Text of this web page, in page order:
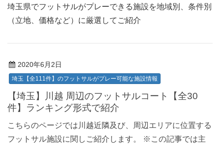
埼玉県でフットサルがプレーできる施設を地域別、条件別
（立地、価格など）に厳選してご紹介
2020年6月2日
埼玉【全111件】のフットサルがプレー可能な施設情報
【埼玉】川越 周辺のフットサルコート【全30
件】ランキング形式で紹介
こちらのページでは川越近隣及び、周辺エリアに位置する
フットサル施設に関しご紹介します。 ※この記事では主